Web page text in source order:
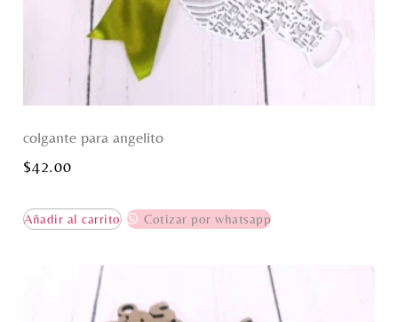
colgante para angelito
$42.00
Añadir al carrito Cotizar por whatsapp